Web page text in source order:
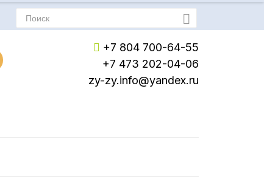
+7 804 700-64-55
+7 473 202-04-06
zy-zy.info@yandex.ru